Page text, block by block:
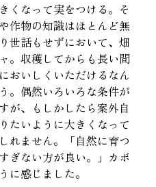
くなって実をつける。そ
作物の知識はほとんど無
世話もせずにおいて、畑
。収穫してからも長い間
おいしくいただけるなん
。偶然いろいろな条件が
が、もしかしたら案外自
たいように大きくなって
れません。「自然に育つ
ぎない方が良い。」カボ
に感じました。